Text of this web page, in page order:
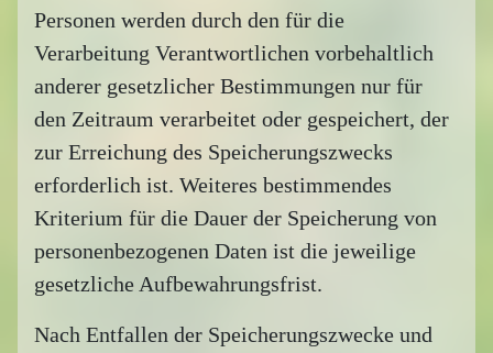
Personen werden durch den für die
Verarbeitung Verantwortlichen vorbehaltlich
anderer gesetzlicher Bestimmungen nur für
den Zeitraum verarbeitet oder gespeichert, der
zur Erreichung des Speicherungszwecks
erforderlich ist. Weiteres bestimmendes
Kriterium für die Dauer der Speicherung von
personenbezogenen Daten ist die jeweilige
gesetzliche Aufbewahrungsfrist.
Nach Entfallen der Speicherungszwecke und